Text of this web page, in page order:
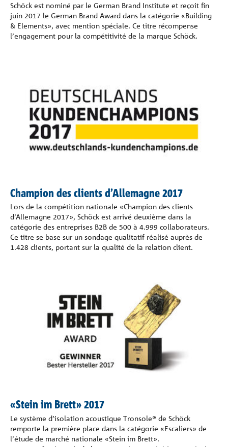
Schöck est nominé par le German Brand Institute et reçoit fin
juin 2017 le German Brand Award dans la catégorie «Building
& Elements», avec mention spéciale. Ce titre récompense
l’engagement pour la compétitivité de la marque Schöck.
Champion des clients d’Allemagne 2017
Lors de la compétition nationale «Champion des clients
d’Allemagne 2017», Schöck est arrivé deuxième dans la
catégorie des entreprises B2B de 500 à 4.999 collaborateurs.
Ce titre se base sur un sondage qualitatif réalisé auprès de
1.428 clients, portant sur la qualité de la relation client.
«Stein im Brett» 2017
Le système d’isolation acoustique Tronsole® de Schöck
remporte la première place dans la catégorie «Escaliers» de
l’étude de marché nationale «Stein im Brett».